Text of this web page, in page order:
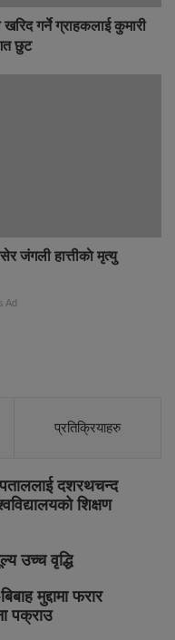
खरिद गर्ने ग्राहकलाई कुमारी
छुट
जंगली हात्तीकाे मृत्यु
Ad
प्रतिक्रियाहरु
दशरथचन्द
शिक्षण
उच्च वृद्धि
मुद्दामा फरार
पक्राउ